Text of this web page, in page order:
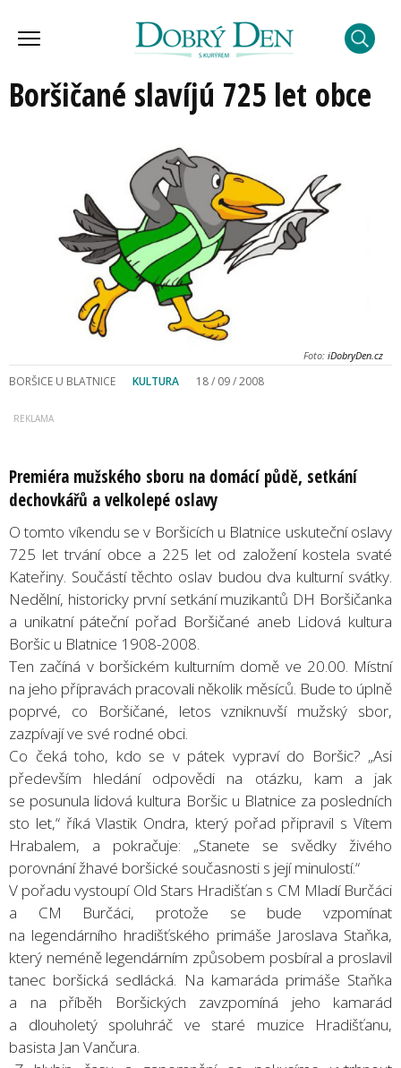
Boršičané slavíjú 725 let obce
Foto: iDobryDen.cz
BORŠICE U BLATNICE KULTURA 18 / 09 / 2008
Premiéra mužského sboru na domácí půdě, setkání
dechovkářů a velkolepé oslavy
O tomto víkendu se v Boršicích u Blatnice uskuteční oslavy
725 let trvání obce a 225 let od založení kostela svaté
Kateřiny. Součástí těchto oslav budou dva kulturní svátky.
Nedělní, historicky první setkání muzikantů DH Boršičanka
a unikatní páteční pořad Boršičané aneb Lidová kultura
Boršic u Blatnice 1908-2008.
Ten začíná v boršickém kulturním domě ve 20.00. Místní
na jeho přípravách pracovali několik měsíců. Bude to úplně
poprvé, co Boršičané, letos vzniknuvší mužský sbor,
zazpívají ve své rodné obci.
Co čeká toho, kdo se v pátek vypraví do Boršic? „Asi
především hledání odpovědi na otázku, kam a jak
se posunula lidová kultura Boršic u Blatnice za posledních
sto let,“ říká Vlastik Ondra, který pořad připravil s Vítem
Hrabalem, a pokračuje: „Stanete se svědky živého
porovnání žhavé boršické současnosti s její minulostí.“
V pořadu vystoupí Old Stars Hradišťan s CM Mladí Burčáci
a CM Burčáci, protože se bude vzpomínat
na legendárního hradišťského primáše Jaroslava Staňka,
který neméně legendárním způsobem posbíral a proslavil
tanec boršická sedlácká. Na kamaráda primáše Staňka
a na příběh Boršických zavzpomíná jeho kamarád
a dlouholetý spoluhráč ve staré muzice Hradišťanu,
basista Jan Vančura.